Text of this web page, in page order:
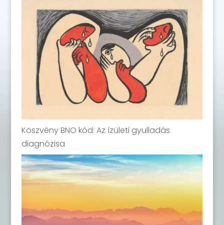
Köszvény BNO kód: Az ízületi gyulladás
diagnózisa